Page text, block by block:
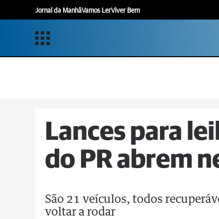
Jornal da ManhãVamos LerViver Bem
Lances para
do PR abrem
São 21 veículos, todos
voltar a rodar